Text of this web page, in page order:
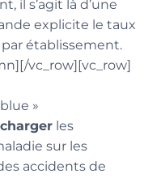
il s’agit là d’une
explicite le taux
établissement.
vc_row][vc_row]
»
les
sur les
accidents de